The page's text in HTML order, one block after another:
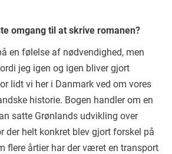
omgang til at skrive romanen?
en følelse af nødvendighed, men
jeg igen og igen bliver gjort
lidt vi her i Danmark ved om vores
historie. Bogen handler om en
satte Grønlands udvikling over
der helt konkret blev gjort forskel på
flere årtier har der været en transport